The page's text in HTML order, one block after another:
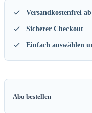
Versandkostenfrei
Sicherer Checkout
Einfach auswählen
Abo bestellen